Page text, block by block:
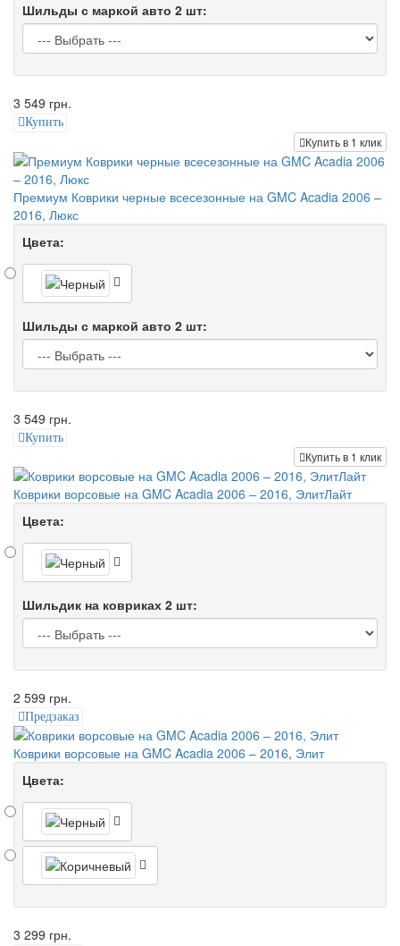
Шильды с маркой авто 2 шт:
3 549 грн.
Купить
Купить в 1 клик
Премиум Коврики черные всесезонные на GMC Acadia 2006 –
2016, Люкс
Цвета:
Шильды с маркой авто 2 шт:
3 549 грн.
Купить
Купить в 1 клик
Коврики ворсовые на GMC Acadia 2006 – 2016, ЭлитЛайт
Цвета:
Шильдик на ковриках 2 шт:
2 599 грн.
Предзаказ
Коврики ворсовые на GMC Acadia 2006 – 2016, Элит
Цвета:
3 299 грн.